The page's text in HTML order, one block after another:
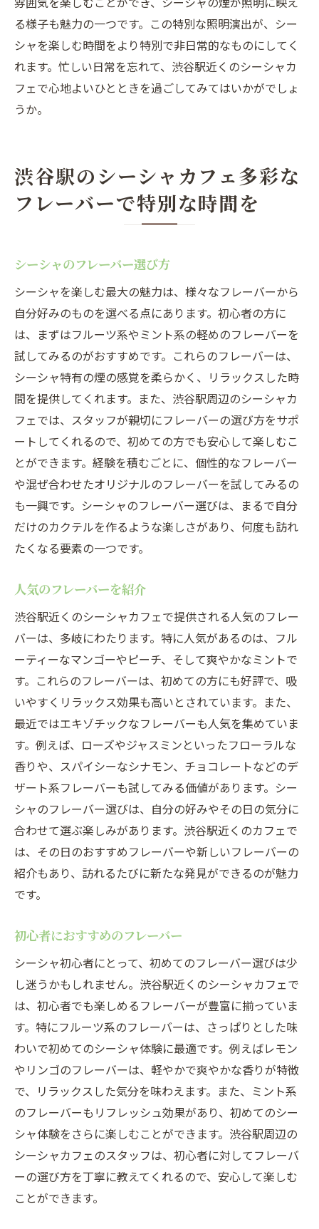
る様子も魅力の一つです。この特別な照明演出が、シー
シャを楽しむ時間をより特別で非日常的なものにしてく
れます。忙しい日常を忘れて、渋谷駅近くのシーシャカ
フェで心地よいひとときを過ごしてみてはいかがでしょ
うか。
渋谷駅のシーシャカフェ多彩な
フレーバーで特別な時間を
シーシャのフレーバー選び方
シーシャを楽しむ最大の魅力は、様々なフレーバーから
自分好みのものを選べる点にあります。初心者の方に
は、まずはフルーツ系やミント系の軽めのフレーバーを
試してみるのがおすすめです。これらのフレーバーは、
シーシャ特有の煙の感覚を柔らかく、リラックスした時
間を提供してくれます。また、渋谷駅周辺のシーシャカ
フェでは、スタッフが親切にフレーバーの選び方をサポ
ートしてくれるので、初めての方でも安心して楽しむこ
とができます。経験を積むごとに、個性的なフレーバー
や混ぜ合わせたオリジナルのフレーバーを試してみるの
も一興です。シーシャのフレーバー選びは、まるで自分
だけのカクテルを作るような楽しさがあり、何度も訪れ
たくなる要素の一つです。
人気のフレーバーを紹介
渋谷駅近くのシーシャカフェで提供される人気のフレー
バーは、多岐にわたります。特に人気があるのは、フル
ーティーなマンゴーやピーチ、そして爽やかなミントで
す。これらのフレーバーは、初めての方にも好評で、吸
いやすくリラックス効果も高いとされています。また、
最近ではエキゾチックなフレーバーも人気を集めていま
す。例えば、ローズやジャスミンといったフローラルな
香りや、スパイシーなシナモン、チョコレートなどのデ
ザート系フレーバーも試してみる価値があります。シー
シャのフレーバー選びは、自分の好みやその日の気分に
合わせて選ぶ楽しみがあります。渋谷駅近くのカフェで
は、その日のおすすめフレーバーや新しいフレーバーの
紹介もあり、訪れるたびに新たな発見ができるのが魅力
です。
初心者におすすめのフレーバー
シーシャ初心者にとって、初めてのフレーバー選びは少
し迷うかもしれません。渋谷駅近くのシーシャカフェで
は、初心者でも楽しめるフレーバーが豊富に揃っていま
す。特にフルーツ系のフレーバーは、さっぱりとした味
わいで初めてのシーシャ体験に最適です。例えばレモン
やリンゴのフレーバーは、軽やかで爽やかな香りが特徴
で、リラックスした気分を味わえます。また、ミント系
のフレーバーもリフレッシュ効果があり、初めてのシー
シャ体験をさらに楽しむことができます。渋谷駅周辺の
シーシャカフェのスタッフは、初心者に対してフレーバ
ーの選び方を丁寧に教えてくれるので、安心して楽しむ
ことができます。